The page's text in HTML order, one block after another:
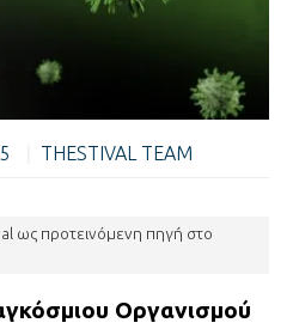
THESTIVAL TEAM
ως προτεινόμενη πηγή στο
Οργανισμού